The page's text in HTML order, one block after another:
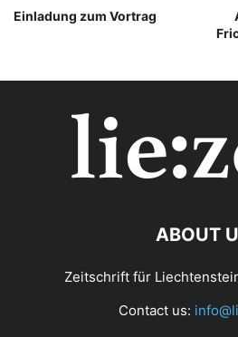
Einladung zum Vortrag
ABOUT
Zeitschrift für
Contact us: